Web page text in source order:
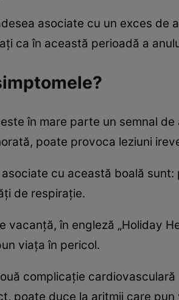
asociate cu un exces de
ca în această perioadă a
în mare parte un semnal
poate provoca leziuni
asociate cu această boală
de respirație.
vacanță, în engleză „Holiday
viața în pericol.
complicație
poate duce la aritmii care